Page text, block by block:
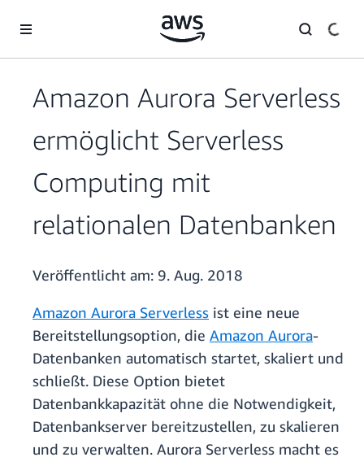
Überspringen zum Hauptinhalt
Amazon Aurora Serverless
ermöglicht Serverless
Computing mit
relationalen Datenbanken
Veröffentlicht am: 9. Aug. 2018
Amazon Aurora Serverless ist eine neue
Bereitstellungsoption, die Amazon Aurora-
Datenbanken automatisch startet, skaliert und
schließt. Diese Option bietet
Datenbankkapazität ohne die Notwendigkeit,
Datenbankserver bereitzustellen, zu skalieren
und zu verwalten. Aurora Serverless macht es